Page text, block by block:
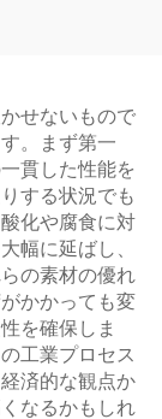
せないもので
。まず第一
貫した性能を
する状況でも
化や腐食に対
幅に延ばし、
の素材の優れ
かかっても変
を確保しま
工業プロセス
済的な観点か
なるかもしれ